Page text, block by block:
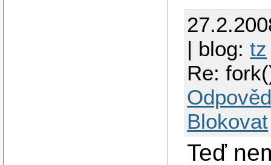
| blog:tz
Re:
Blokovat
Teď